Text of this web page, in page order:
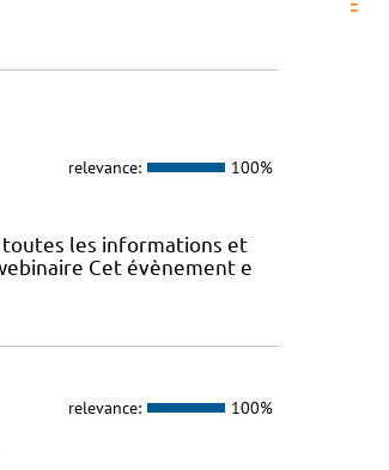
relevance: 100%
toutes les informations et
Cet évènement e
relevance: 100%